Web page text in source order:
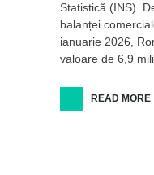
Statistică (INS).
balanței
ianuarie 2026,
valoare de 6,9
READ MORE